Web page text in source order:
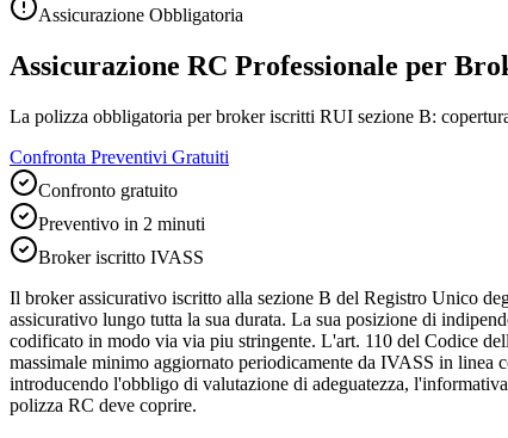
Assicurazione Obbligatoria
Assicurazione RC Professionale per
La polizza obbligatoria per broker iscritti RUI sezione B:
Confronta Preventivi Gratuiti
Confronto gratuito
Preventivo in 2 minuti
Broker iscritto IVASS
Il broker assicurativo iscritto alla sezione B del Registro Unico
assicurativo lungo tutta la sua durata. La sua posizione di
codificato in modo via via piu stringente. L'art. 110 del Codice
massimale minimo aggiornato periodicamente da IVASS in
introducendo l'obbligo di valutazione di adeguatezza,
polizza RC deve coprire.